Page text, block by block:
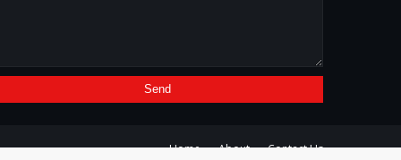
Home About Contact Us